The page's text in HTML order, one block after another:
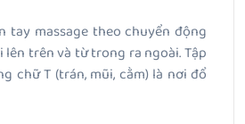
tay massage theo chuyển động
trên và từ trong ra ngoài. Tập
chữ T (trán, mũi, cằm) là nơi đổ